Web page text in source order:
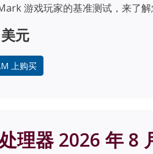
游戏玩家的基准测试，来了解
元
上购买
理器 2026 年 8